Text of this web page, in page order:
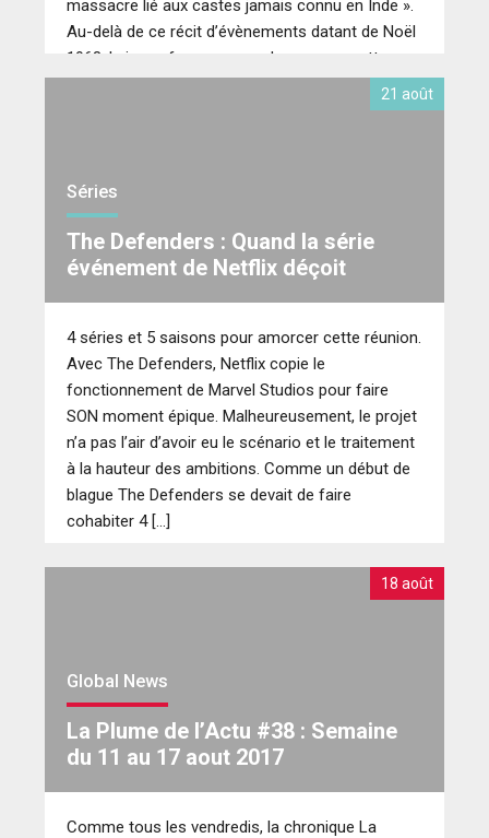
massacre lié aux castes jamais connu en Inde ».
Au-delà de ce récit d’évènements datant de Noël
1968, la jeune femme nous donne sa recette
d’écriture.
21 août
Séries
The Defenders : Quand la série
événement de Netflix déçoit
4 séries et 5 saisons pour amorcer cette réunion.
Avec The Defenders, Netflix copie le
fonctionnement de Marvel Studios pour faire
SON moment épique. Malheureusement, le projet
n’a pas l’air d’avoir eu le scénario et le traitement
à la hauteur des ambitions. Comme un début de
blague The Defenders se devait de faire
cohabiter 4 […]
18 août
Global News
La Plume de l’Actu #38 : Semaine
du 11 au 17 aout 2017
Comme tous les vendredis, la chronique La